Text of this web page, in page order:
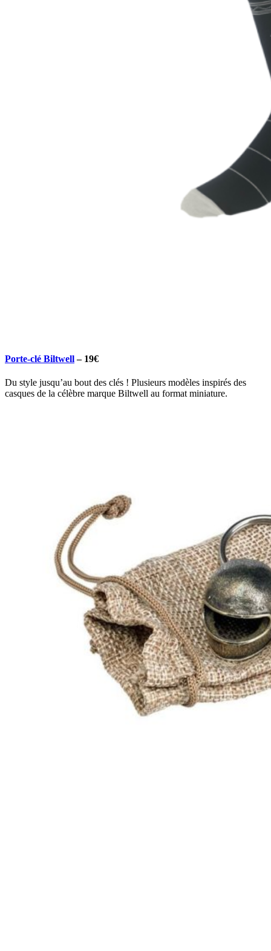
Porte-clé Biltwell– 19€
Du style jusqu’au bout des clés ! Plusieurs modèles inspirés des
casques de la célèbre marque Biltwell au format miniature.